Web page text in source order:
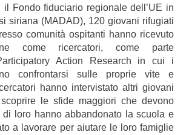
il Fondo fiduciario regionale dell’UE in
siriana (MADAD), 120 giovani rifugiati
comunità ospitanti hanno ricevuto
come ricercatori, come parte
Action Research in cui i
confrontarsi sulle proprie vite e
hanno intervistato altri giovani
le sfide maggiori che devono
di loro hanno abbandonato la scuola e
a lavorare per aiutare le loro famiglie